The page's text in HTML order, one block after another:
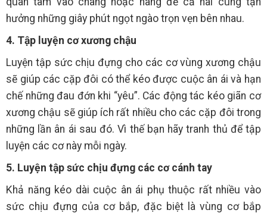
hưởng những giây phút ngọt ngào trọn vẹn bên nhau.
4. Tập luyện cơ xương chậu
Luyện tập sức chịu đựng cho các cơ vùng xương chậu
sẽ giúp các cặp đôi có thể kéo được cuộc ân ái và hạn
chế những đau đớn khi “yêu”. Các động tác kéo giãn cơ
xương chậu sẽ giúp ích rất nhiều cho các cặp đôi trong
những lần ân ái sau đó. Vì thế bạn hãy tranh thủ để tập
luyện các cơ này mỗi ngày.
5. Luyện tập sức chịu đựng các cơ cánh tay
Khả năng kéo dài cuộc ân ái phụ thuộc rất nhiều vào
sức chịu đựng của cơ bắp, đặc biệt là vùng cơ bắp